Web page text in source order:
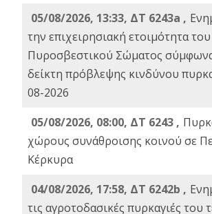
05/08/2026, 13:33, ΔΤ 6243a ,
την επιχειρησιακή ετοιμότητα του
Πυροσβεστικού Σώματος
δείκτη πρόβλεψης κινδύνου
08-2026
05/08/2026, 08:00, ΔΤ 6243 ,
χώρους συνάθροισης κοινού σε
Κέρκυρα
04/08/2026, 17:58, ΔΤ 6242b ,
τις αγροτοδασικές πυρκαγιές του